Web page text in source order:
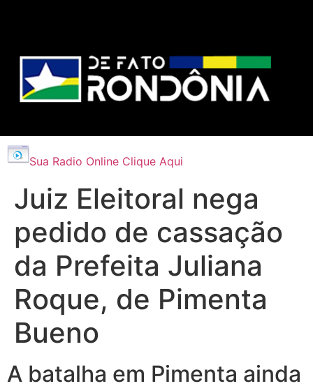
Sua Radio Online Clique Aqui
Juiz Eleitoral nega
pedido de cassação
da Prefeita Juliana
Roque, de Pimenta
Bueno
A batalha em Pimenta ainda